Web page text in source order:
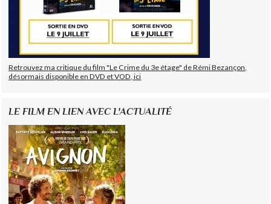
Retrouvez ma critique du film "Le Crime du 3e étage" de Rémi Bezançon,
désormais disponible en DVD et VOD, ici
LE FILM EN LIEN AVEC L'ACTUALITÉ